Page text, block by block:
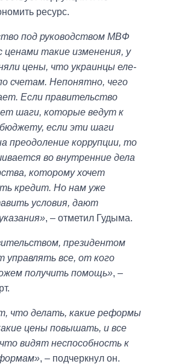
ресурс.
под руководством МВФ
ценами такие изменения, у
цены, что украинцы еле-
счетам. Непонятно, чего
Если правительство
шаги, которые ведут к
если эти шаги
преодоление коррупции, то
во внутренние дела
которому хочет
кредит. Но нам уже
условия, дают
, – отметил Гудыма.
президентом
управлять все, от кого
получить помощь», –
что делать, какие реформы
цены повышать, и все
видят неспособность к
, – подчеркнул он.